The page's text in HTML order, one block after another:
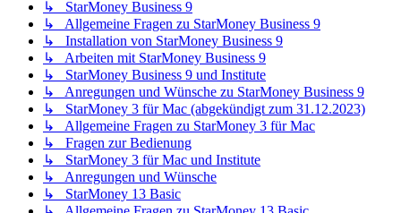
↳ StarMoney Business 9
↳ Allgemeine Fragen zu StarMoney Business 9
↳ Installation von StarMoney Business 9
↳ Arbeiten mit StarMoney Business 9
↳ StarMoney Business 9 und Institute
↳ Anregungen und Wünsche zu StarMoney Business 9
↳ StarMoney 3 für Mac (abgekündigt zum 31.12.2023)
↳ Allgemeine Fragen zu StarMoney 3 für Mac
↳ Fragen zur Bedienung
↳ StarMoney 3 für Mac und Institute
↳ Anregungen und Wünsche
↳ StarMoney 13 Basic